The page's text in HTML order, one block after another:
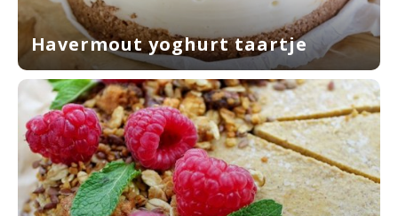
Havermout yoghurt taartje